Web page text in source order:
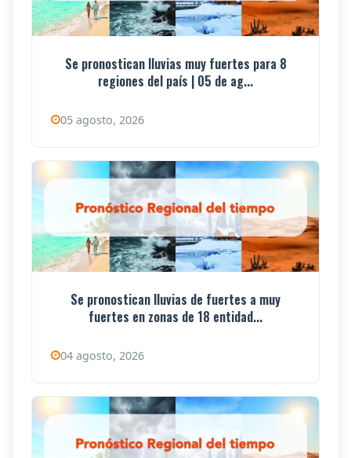
Se pronostican lluvias muy fuertes para 8
regiones del país | 05 de ag...
05 agosto, 2026
Se pronostican lluvias de fuertes a muy
fuertes en zonas de 18 entidad...
04 agosto, 2026